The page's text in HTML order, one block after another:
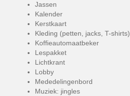
Jassen
Kalender
Kerstkaart
Kleding (petten, jacks, T-shirts)
Koffieautomaatbeker
Lespakket
Lichtkrant
Lobby
Mededelingenbord
Muziek: jingles